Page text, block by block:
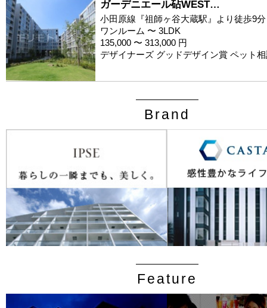
ガーデニエール砧WEST…
小田原線『祖師ヶ谷大蔵駅』より徒歩9分
ワンルーム 〜 3LDK
135,000 〜 313,000 円
デザイナーズ グッドデザイン賞 ペット
Brand
Feature